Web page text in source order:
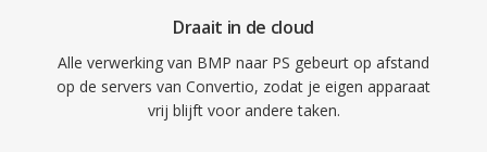
Draait in de cloud
Alle verwerking van BMP naar PS gebeurt op afstand
op de servers van Convertio, zodat je eigen apparaat
vrij blijft voor andere taken.